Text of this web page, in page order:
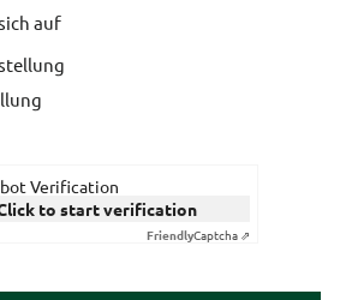
auf
Verification
to start verification
FriendlyCaptcha ⇗